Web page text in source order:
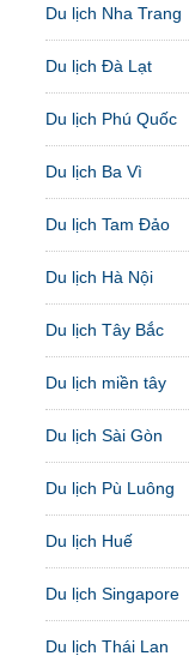
Du lịch Nha Trang
Du lịch Đà Lạt
Du lịch Phú Quốc
Du lịch Ba Vì
Du lịch Tam Đảo
Du lịch Hà Nội
Du lịch Tây Bắc
Du lịch miền tây
Du lịch Sài Gòn
Du lịch Pù Luông
Du lịch Huế
Du lịch Singapore
Du lịch Thái Lan